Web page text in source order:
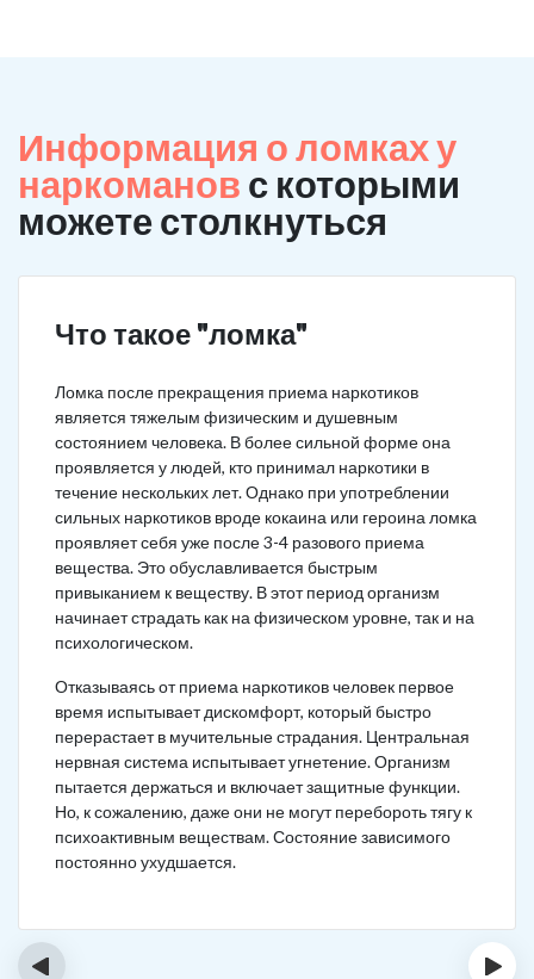
Информация о ломках у
наркоманов с которыми
можете столкнуться
Что такое "ломка"
Ломка после прекращения приема наркотиков
является тяжелым физическим и душевным
состоянием человека. В более сильной форме она
проявляется у людей, кто принимал наркотики в
течение нескольких лет. Однако при употреблении
сильных наркотиков вроде кокаина или героина ломка
проявляет себя уже после 3-4 разового приема
вещества. Это обуславливается быстрым
привыканием к веществу. В этот период организм
начинает страдать как на физическом уровне, так и на
психологическом.
Отказываясь от приема наркотиков человек первое
время испытывает дискомфорт, который быстро
перерастает в мучительные страдания. Центральная
нервная система испытывает угнетение. Организм
пытается держаться и включает защитные функции.
Но, к сожалению, даже они не могут перебороть тягу к
психоактивным веществам. Состояние зависимого
постоянно ухудшается.
‹ ›